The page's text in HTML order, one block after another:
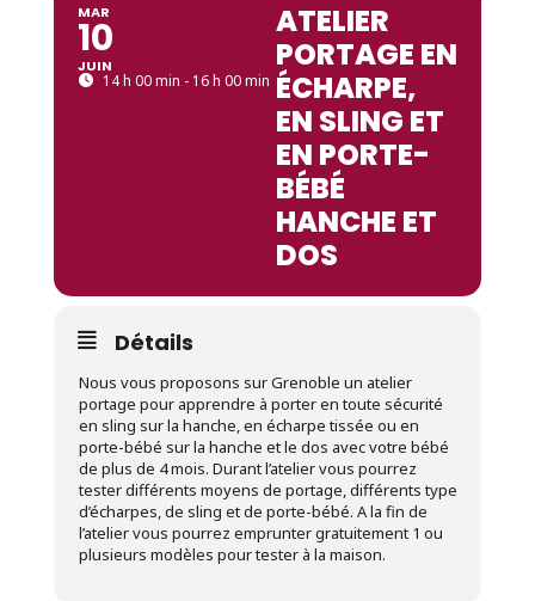
MAR
10
JUIN
14 h 00 min - 16 h 00 min
ATELIER
PORTAGE EN
ÉCHARPE,
EN SLING ET
EN PORTE-
BÉBÉ
HANCHE ET
DOS
Détails
Nous vous proposons sur Grenoble un atelier
portage pour apprendre à porter en toute sécurité
en sling sur la hanche, en écharpe tissée ou en
porte-bébé sur la hanche et le dos avec votre bébé
de plus de 4 mois. Durant l’atelier vous pourrez
tester différents moyens de portage, différents type
d’écharpes, de sling et de porte-bébé. A la fin de
l’atelier vous pourrez emprunter gratuitement 1 ou
plusieurs modèles pour tester à la maison.